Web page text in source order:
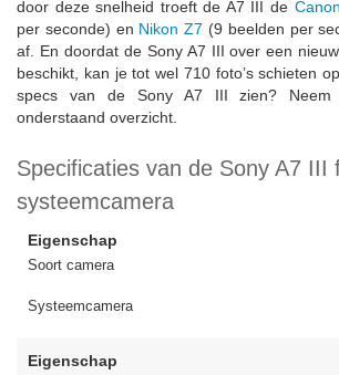
door deze snelheid troeft de A7 III de
per seconde) en Nikon Z7 (9 beelden per
af. En doordat de Sony A7 III over een
beschikt, kan je tot wel 710 foto’s schieten
specs van de Sony A7 III zien?
onderstaand overzicht.
Specificaties van de Sony A7 III
systeemcamera
Eigenschap
Soort camera
Systeemcamera
Eigenschap